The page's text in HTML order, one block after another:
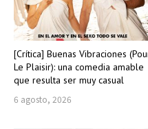
[Crítica] Buenas Vibraciones
Le Plaisir): una comedia amable
que resulta ser muy casual
6 agosto, 2026